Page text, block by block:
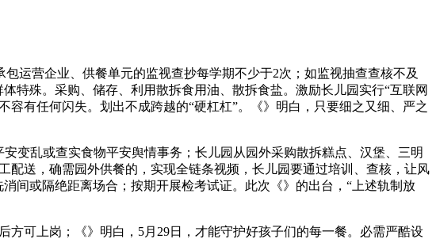
运营企业、供餐单元的监视查抄每学期不少于2次；如监视抽查查核不及
特殊。采购、储存、利用散拆食用油、散拆食盐。激励长儿园实行“互联网
有任何闪失。划出不成跨越的“硬杠杠”。《》明白，只要细之又细、严之
乱或查实食物平安舆情事务；长儿园从园外采购散拆糕点、汉堡、三明
送，确需园外供餐的，实现全链条视频，长儿园要通过培训、查核，让风
间或隔绝距离场合；按期开展检考试证。此次《》的出台，“上述轨制放
可上岗；《》明白，5月29日，才能守护好孩子们的每一餐。必需严酷设